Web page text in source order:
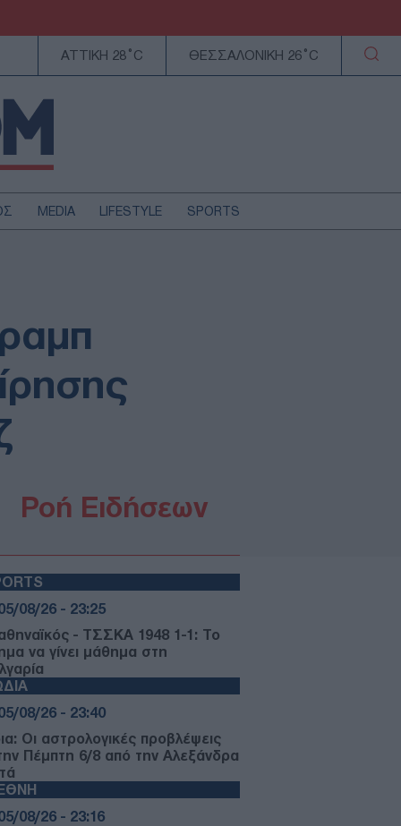
ΑΤΤΙΚΗ 28°C ΘΕΣΣΑΛΟΝΙΚΗ 26°C
MEDIA LIFESTYLE SPORTS
ΤΕΧΝΟΛΟΓΙΑ
Ροή Ειδήσεων
08/26 - 23:25
- ΤΣΣΚΑ 1948 1-1: Το
να γίνει μάθημα στη
08/26 - 23:40
Οι αστρολογικές προβλέψεις
Πέμπτη 6/8 από την Αλεξάνδρα
08/26 - 23:16